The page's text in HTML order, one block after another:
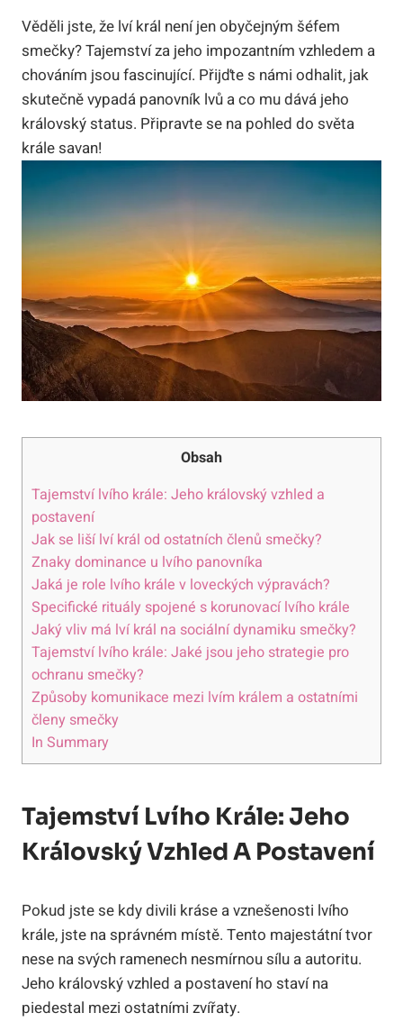
Věděli jste, že lví král není jen obyčejným šéfem
smečky? Tajemství za jeho impozantním vzhledem a
chováním jsou fascinující. Přijďte s námi odhalit, jak
skutečně vypadá panovník lvů a co mu dává jeho
královský status. Připravte se na pohled do světa
krále savan!
Obsah
Tajemství lvího krále: Jeho královský vzhled a
postavení
Jak se liší lví král od ostatních členů smečky?
Znaky dominance u lvího panovníka
Jaká je role lvího krále v loveckých výpravách?
Specifické rituály spojené s korunovací lvího krále
Jaký vliv má lví král na sociální dynamiku smečky?
Tajemství lvího krále: Jaké jsou jeho strategie pro
ochranu smečky?
Způsoby komunikace mezi lvím králem a ostatními
členy smečky
In Summary
Tajemství Lvího Krále: Jeho
Královský Vzhled A Postavení
Pokud jste se kdy divili kráse a vznešenosti lvího
krále, jste na správném místě. Tento majestátní tvor
nese na svých ramenech nesmírnou sílu a autoritu.
Jeho královský vzhled a postavení ho staví na
piedestal mezi ostatními zvířaty.